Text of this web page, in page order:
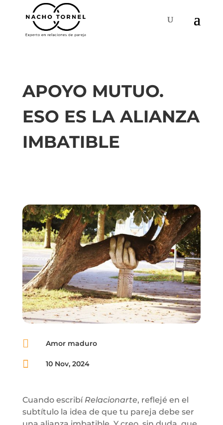
APOYO MUTUO.
ESO ES LA ALIANZA
IMBATIBLE
 Amor maduro
 10 Nov, 2024
Cuando escribí Relacionarte, reflejé en el
subtítulo la idea de que tu pareja debe ser